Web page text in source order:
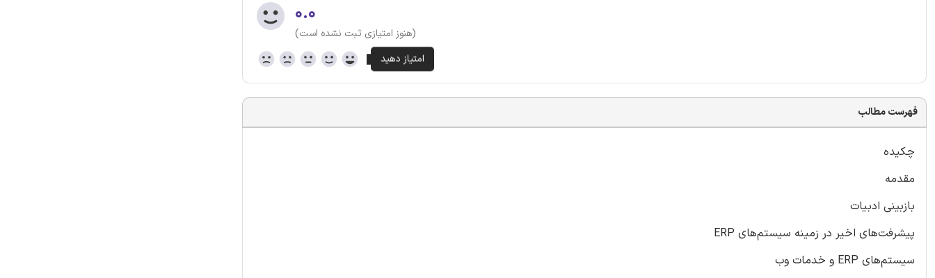
۰.۰
(هنوز امتیازی ثبت نشده است)
فهرست مطالب
چکیده
مقدمه
بازبینی ادبیات
پیشرفت‌های اخیر در زمینه سیستم‌های ERP
سیستم‌های ERP و خدمات وب